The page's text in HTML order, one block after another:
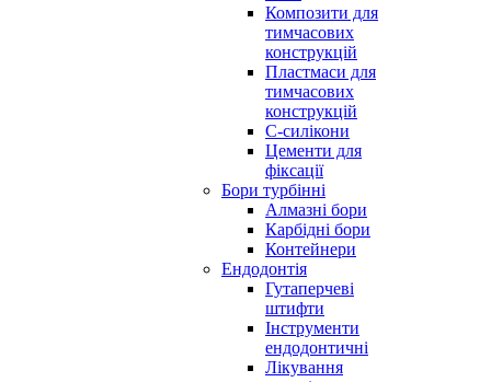
Композити для
тимчасових
конструкцій
Пластмаси для
тимчасових
конструкцій
С-силікони
Цементи для
фіксації
Бори турбінні
Алмазні бори
Карбідні бори
Контейнери
Ендодонтія
Гутаперчеві
штифти
Інструменти
ендодонтичні
Лікування